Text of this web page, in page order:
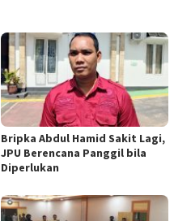
Bripka Abdul Hamid Sakit Lagi,
JPU Berencana Panggil bila
Diperlukan